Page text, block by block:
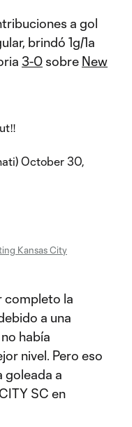
a gol
brindó 1g/1a
3-0 sobre New
October 30,
Kansas City
completo la
a una
había
nivel. Pero eso
goleada a
SC en